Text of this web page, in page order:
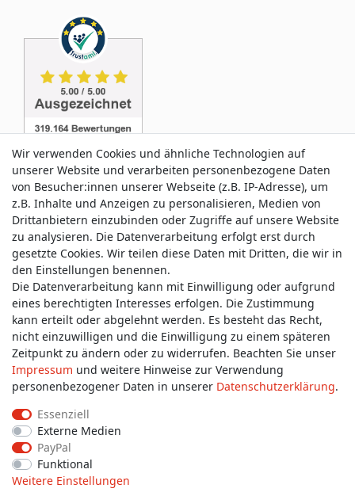
Service & Kontakt
Wünschen Sie einen Rückruf?
service@allmyclothes.de
Schreiben Sie uns:
service@allmyclothes.de
Impressum
Widerrufs­recht
Wir verwenden Cookies und ähnliche Technologien auf
unserer Website und verarbeiten personenbezogene Daten
von Besucher:innen unserer Webseite (z.B. IP-Adresse), um
z.B. Inhalte und Anzeigen zu personalisieren, Medien von
Drittanbietern einzubinden oder Zugriffe auf unsere Website
zu analysieren. Die Datenverarbeitung erfolgt erst durch
gesetzte Cookies. Wir teilen diese Daten mit Dritten, die wir in
den Einstellungen benennen.
Die Datenverarbeitung kann mit Einwilligung oder aufgrund
eines berechtigten Interesses erfolgen. Die Zustimmung
kann erteilt oder abgelehnt werden. Es besteht das Recht,
nicht einzuwilligen und die Einwilligung zu einem späteren
Zeitpunkt zu ändern oder zu widerrufen. Beachten Sie unser
Impressum und weitere Hinweise zur Verwendung
personenbezogener Daten in unserer Daten­schutz­erklärung.
Essenziell
Externe Medien
PayPal
Funktional
Weitere Einstellungen